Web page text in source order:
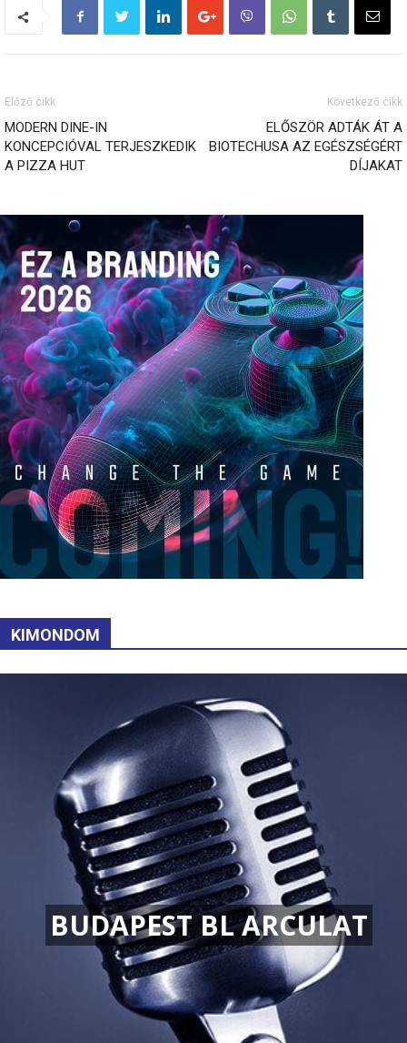
Előző cikk
MODERN DINE-IN
KONCEPCIÓVAL TERJESZKEDIK
A PIZZA HUT
Következő cikk
ELŐSZÖR ADTÁK ÁT A
BIOTECHUSA AZ EGÉSZSÉGÉRT
DÍJAKAT
KIMONDOM
BUDAPEST BL ARCULAT